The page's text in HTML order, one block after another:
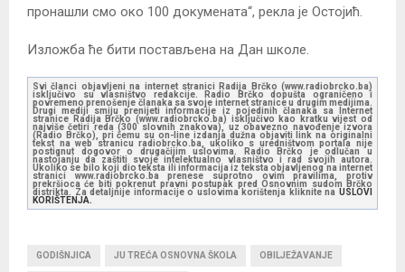
пронашли смо око 100 докумената“, рекла је Остојић.
Изложба ће бити постављена на Дан школе.
Svi članci objavljeni na internet stranici Radija Brčko (www.radiobrcko.ba)
isključivo su vlasništvo redakcije. Radio Brčko dopušta ograničeno i
povremeno prenošenje članaka sa svoje internet stranice u drugim medijima.
Drugi mediji smiju prenijeti informacije iz pojedinih članaka sa Internet
stranice Radija Brčko (www.radiobrcko.ba) isključivo kao kratku vijest od
najviše četiri reda (300 slovnih znakova), uz obavezno navođenje izvora
(Radio Brčko), pri čemu su on-line izdanja dužna objaviti link na originalni
tekst na web stranicu radiobrcko.ba, ukoliko s uredništvom portala nije
postignut dogovor o drugačijim uslovima. Radio Brčko je odlučan u
nastojanju da zaštiti svoje intelektualno vlasništvo i rad svojih autora.
Ukoliko se bilo koji dio teksta ili informacija iz teksta objavljenog na internet
stranici www.radiobrcko.ba prenese suprotno ovim pravilima, protiv
prekršioca će biti pokrenut pravni postupak pred Osnovnim sudom Brčko
distrikta. Za detaljnije informacije o uslovima korištenja kliknite na USLOVI
KORIŠTENJA.
GODIŠNJICA JU TREĆA OSNOVNA ŠKOLA OBILJEŽAVANJE